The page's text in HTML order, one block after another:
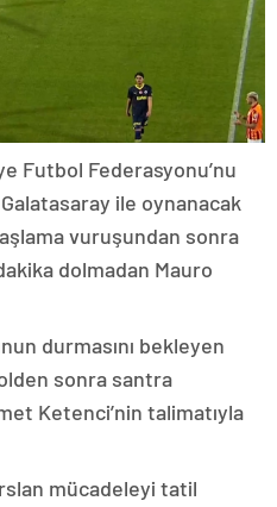
Futbol Federasyonu’nu
ile oynanacak
vuruşundan sonra
dakika dolmadan Mauro
durmasını bekleyen
sonra santra
Ketenci’nin talimatıyla
mücadeleyi tatil